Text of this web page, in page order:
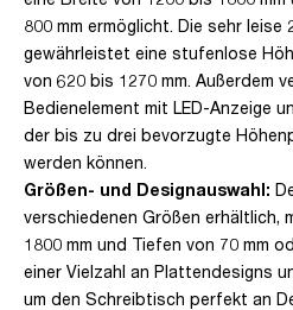
800 mm ermöglicht. Die sehr
gewährleistet eine stufenlose
von 620 bis 1270 mm. Außerdem
Bedienelement mit LED-Anzeige
der bis zu drei bevorzugte
werden können.
Größen- und Designauswahl:
verschiedenen Größen erhältlich,
1800 mm und Tiefen von 70 mm
einer Vielzahl an Plattendesigns
um den Schreibtisch perfekt an